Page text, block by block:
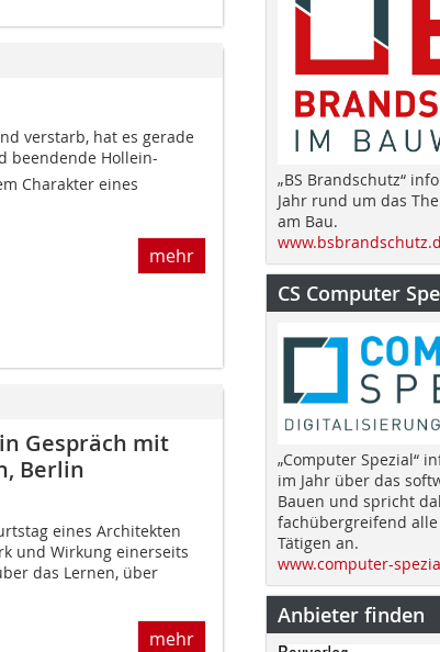
verstarb, hat es gerade
Hollein-
Charakter eines
mehr
Gespräch mit
Berlin
eines Architekten
und Wirkung einerseits
das Lernen, über
mehr
„BS Brandschutz“
Jahr rund um das
am Bau.
CS Computer
„Computer Spezial“
im Jahr über das
Bauen und spricht
fachübergreifend
Tätigen an.
www.computer-
Anbieter finden